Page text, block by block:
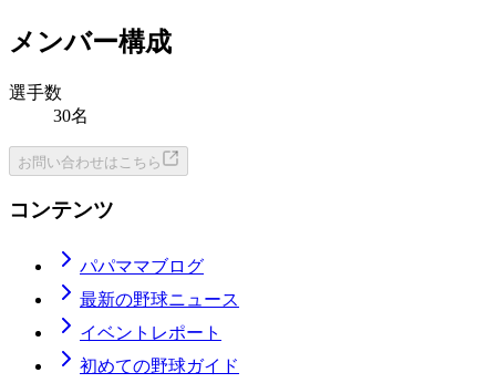
メンバー構成
選手数
30名
お問い合わせはこちら
コンテンツ
パパママブログ
最新の野球ニュース
イベントレポート
初めての野球ガイド